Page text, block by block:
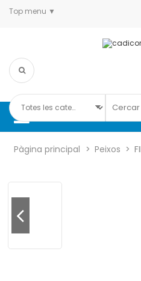
Top menu
Pàgina principal Peixos